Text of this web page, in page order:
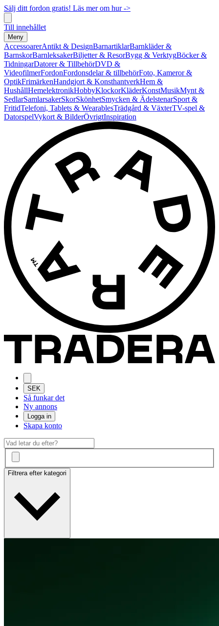
Sälj ditt fordon gratis! Läs mer om hur ->
Till innehållet
Meny
AccessoarerAntikt & DesignBarnartiklarBarnkläder &
BarnskorBarnleksakerBiljetter & ResorBygg & VerktygBöcker &
TidningarDatorer & TillbehörDVD &
VideofilmerFordonFordonsdelar & tillbehörFoto, Kameror &
OptikFrimärkenHandgjort & KonsthantverkHem &
HushållHemelektronikHobbyKlockorKläderKonstMusikMynt &
SedlarSamlarsakerSkorSkönhetSmycken & ÄdelstenarSport &
FritidTelefoni, Tablets & WearablesTrädgård & VäxterTV-spel &
DatorspelVykort & BilderÖvrigtInspiration
SEK
Så funkar det
Ny annons
Logga in
Skapa konto
Filtrera efter kategori